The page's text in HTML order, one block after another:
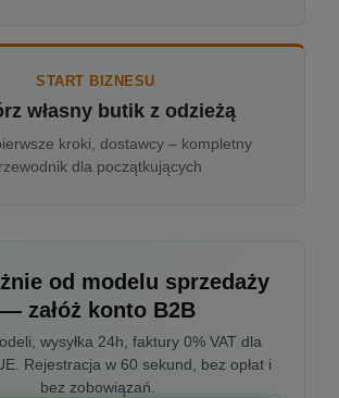
START BIZNESU
własny butik z odzieżą
kroki, dostawcy – kompletny
dla początkujących
od modelu sprzedaży
— załóż konto B2B
wysyłka 24h, faktury 0% VAT dla
Rejestracja w 60 sekund, bez opłat i
bez zobowiązań.